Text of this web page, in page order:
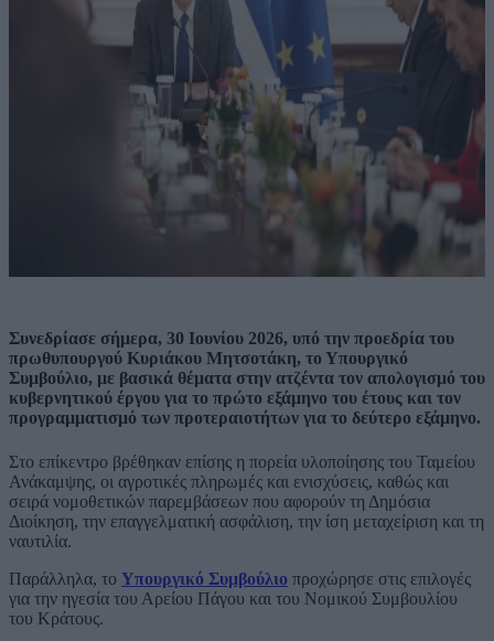
Συνεδρίασε σήμερα, 30 Ιουνίου 2026, υπό την προεδρία του
πρωθυπουργού Κυριάκου Μητσοτάκη, το Υπουργικό
Συμβούλιο, με βασικά θέματα στην ατζέντα τον απολογισμό του
κυβερνητικού έργου για το πρώτο εξάμηνο του έτους και τον
προγραμματισμό των προτεραιοτήτων για το δεύτερο εξάμηνο.
Στο επίκεντρο βρέθηκαν επίσης η πορεία υλοποίησης του Ταμείου
Ανάκαμψης, οι αγροτικές πληρωμές και ενισχύσεις, καθώς και
σειρά νομοθετικών παρεμβάσεων που αφορούν τη Δημόσια
Διοίκηση, την επαγγελματική ασφάλιση, την ίση μεταχείριση και τη
ναυτιλία.
Παράλληλα, το Υπουργικό Συμβούλιο προχώρησε στις επιλογές
για την ηγεσία του Αρείου Πάγου και του Νομικού Συμβουλίου
του Κράτους.